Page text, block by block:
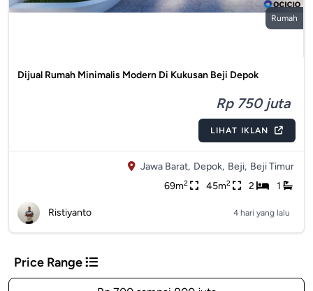
Rumah
Dijual Rumah Minimalis Modern Di Kukusan Beji Depok
Rp 750 juta
LIHAT IKLAN
Jawa Barat, Depok, Beji, Beji Timur
69m2 45m2 2 1
Ristiyanto 4 hari yang lalu
Price Range